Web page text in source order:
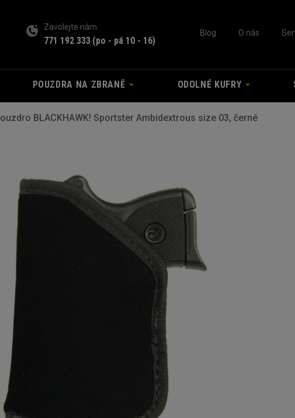
Zavolejte nám
771 192 333 (po - pá 10 - 16)
Blog O nás
POUZDRA NA ZBRANĚ ODOLNÉ KUFRY
BLACKHAWK! Sportster Ambidextrous size 03, černé